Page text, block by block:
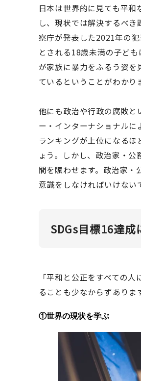
日本は世界的に見ても平
し、現状では解決するべ
察庁が発表した2021年の
とされる18歳未満の子ど
が家族に暴力をふるう姿
ているということがわかり
他にも政治や行政の腐敗と
ー・インターナショナルに
ランキングが上位になる
ょう。しかし、政治家・
間を賑わせます。政治家
意識をしなければいけない
SDGs目標16達
「平和と公正をすべての
ることも少なからずありま
①世界の現状を学ぶ